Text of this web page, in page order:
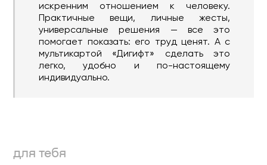
искренним отношением к человеку.
Практичные вещи, личные жесты,
универсальные решения — все это
помогает показать: его труд ценят. А с
мультикартой «Дигифт» сделать это
легко, удобно и по-настоящему
индивидуально.
для тебя